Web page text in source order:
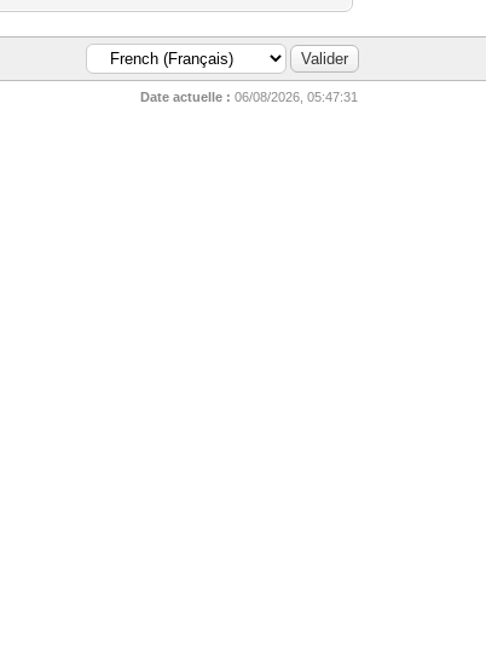
Date actuelle : 06/08/2026, 05:47:31